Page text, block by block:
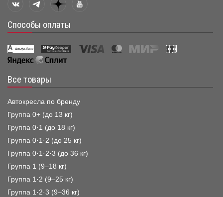
Способы оплаты
Все товары
Автокресла по бренду
Группа 0+ (до 13 кг)
Группа 0·1 (до 18 кг)
Группа 0·1·2 (до 25 кг)
Группа 0·1·2·3 (до 36 кг)
Группа 1 (9–18 кг)
Группа 1·2 (9–25 кг)
Группа 1·2·3 (9–36 кг)